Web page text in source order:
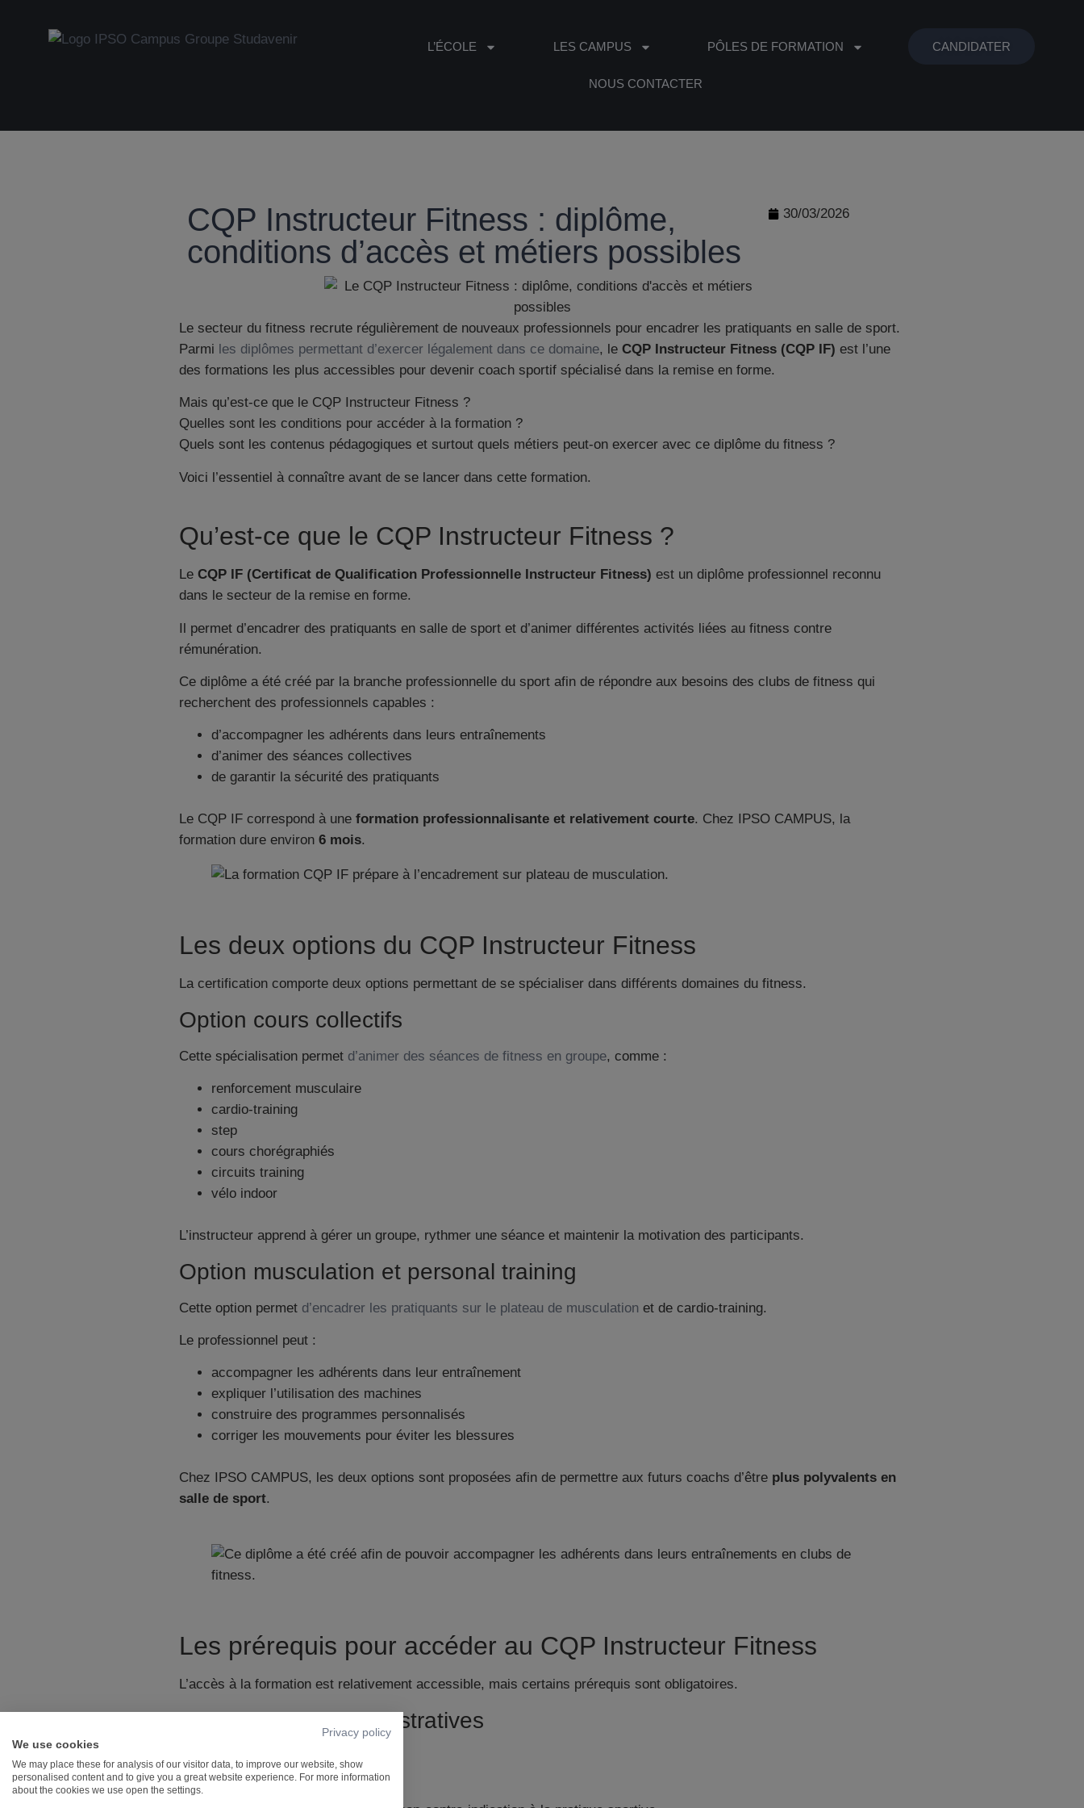
L’ÉCOLE LES CAMPUS PÔLES DE FORMATION
NOUS CONTACTER
CANDIDATER
CQP Instructeur Fitness : diplôme,
conditions d’accès et métiers possibles
30/03/2026
Le secteur du fitness recrute régulièrement de nouveaux professionnels pour encadrer les pratiquants en salle de sport.
Parmi les diplômes permettant d’exercer légalement dans ce domaine, le CQP Instructeur Fitness (CQP IF) est l’une
des formations les plus accessibles pour devenir coach sportif spécialisé dans la remise en forme.
Mais qu’est-ce que le CQP Instructeur Fitness ?
Quelles sont les conditions pour accéder à la formation ?
Quels sont les contenus pédagogiques et surtout quels métiers peut-on exercer avec ce diplôme du fitness ?
Voici l’essentiel à connaître avant de se lancer dans cette formation.
Qu’est-ce que le CQP Instructeur Fitness ?
Le CQP IF (Certificat de Qualification Professionnelle Instructeur Fitness) est un diplôme professionnel reconnu
dans le secteur de la remise en forme.
Il permet d’encadrer des pratiquants en salle de sport et d’animer différentes activités liées au fitness contre
rémunération.
Ce diplôme a été créé par la branche professionnelle du sport afin de répondre aux besoins des clubs de fitness qui
recherchent des professionnels capables :
d’accompagner les adhérents dans leurs entraînements
d’animer des séances collectives
de garantir la sécurité des pratiquants
Le CQP IF correspond à une formation professionnalisante et relativement courte. Chez IPSO CAMPUS, la
formation dure environ 6 mois.
Les deux options du CQP Instructeur Fitness
La certification comporte deux options permettant de se spécialiser dans différents domaines du fitness.
Option cours collectifs
Cette spécialisation permet d’animer des séances de fitness en groupe, comme :
renforcement musculaire
cardio-training
step
cours chorégraphiés
circuits training
vélo indoor
L’instructeur apprend à gérer un groupe, rythmer une séance et maintenir la motivation des participants.
Option musculation et personal training
Cette option permet d’encadrer les pratiquants sur le plateau de musculation et de cardio-training.
Le professionnel peut :
accompagner les adhérents dans leur entraînement
expliquer l’utilisation des machines
construire des programmes personnalisés
corriger les mouvements pour éviter les blessures
Chez IPSO CAMPUS, les deux options sont proposées afin de permettre aux futurs coachs d’être plus polyvalents en
salle de sport.
Les prérequis pour accéder au CQP Instructeur Fitness
L’accès à la formation est relativement accessible, mais certains prérequis sont obligatoires.
Les conditions administratives
Privacy policy
We use cookies
We may place these for analysis of our visitor data, to improve our website, show
personalised content and to give you a great website experience. For more information
about the cookies we use open the settings.